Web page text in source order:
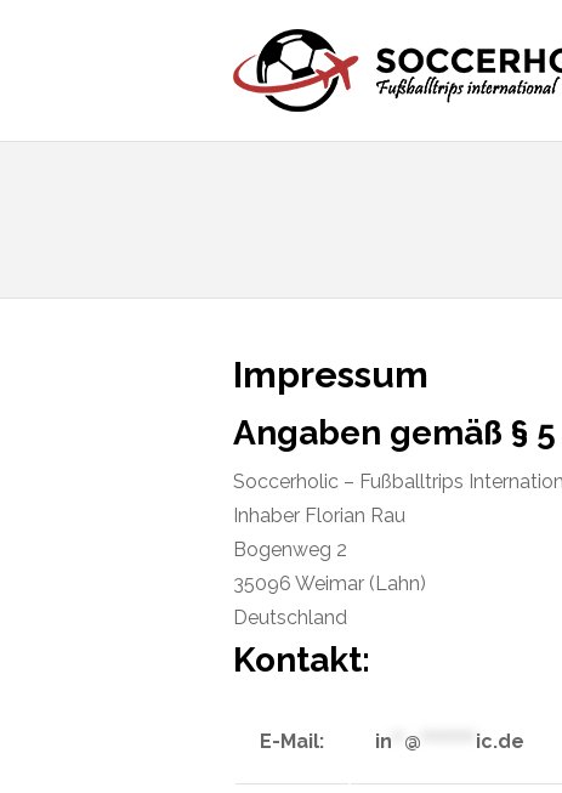
Impressum
Angaben gemäß § 5
Soccerholic – Fußballtrips
Inhaber Florian Rau
Bogenweg 2
35096 Weimar (Lahn)
Deutschland
Kontakt:
E-Mail: in @ ic.de